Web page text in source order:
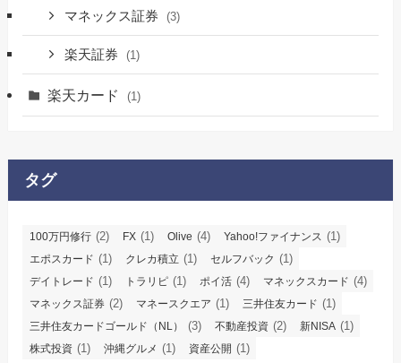
マネックス証券 (3)
楽天証券 (1)
楽天カード (1)
タグ
100万円修行 (2) FX (1) Olive (4) Yahoo!ファイナンス (1)
エポスカード (1) クレカ積立 (1) セルフバック (1)
デイトレード (1) トラリピ (1) ポイ活 (4) マネックスカード (4)
マネックス証券 (2) マネースクエア (1) 三井住友カード (1)
三井住友カードゴールド（NL） (3) 不動産投資 (2) 新NISA (1)
株式投資 (1) 沖縄グルメ (1) 資産公開 (1)